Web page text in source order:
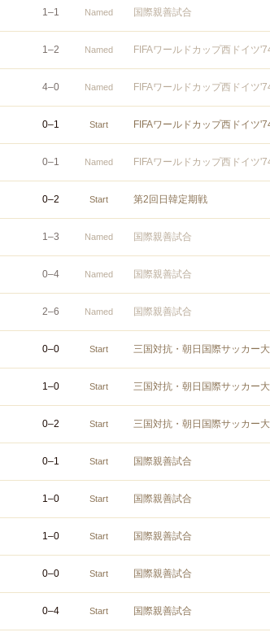
1–1 Named 国際親善試合
1–2 Named FIFAワールドカップ西ドイツ
4–0 Named FIFAワールドカップ西ドイツ
0–1 Start FIFAワールドカップ西ドイツ
0–1 Named FIFAワールドカップ西ドイツ
0–2 Start 第2回日韓定期戦
1–3 Named 国際親善試合
0–4 Named 国際親善試合
2–6 Named 国際親善試合
0–0 Start 三国対抗・朝日国際サッカー
1–0 Start 三国対抗・朝日国際サッカー
0–2 Start 三国対抗・朝日国際サッカー
0–1 Start 国際親善試合
1–0 Start 国際親善試合
1–0 Start 国際親善試合
0–0 Start 国際親善試合
0–4 Start 国際親善試合